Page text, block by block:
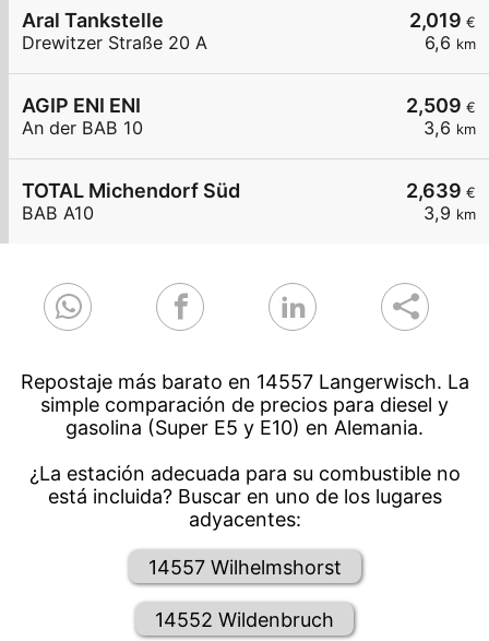
2,019 €
6,6 km
Aral Tankstelle
Drewitzer Straße 20 A
2,509 €
3,6 km
AGIP ENI ENI
An der BAB 10
2,639 €
3,9 km
TOTAL Michendorf Süd
BAB A10
Repostaje más barato en 14557 Langerwisch. La
simple comparación de precios para diesel y
gasolina (Super E5 y E10) en Alemania.
¿La estación adecuada para su combustible no
está incluida? Buscar en uno de los lugares
adyacentes:
14557 Wilhelmshorst
14552 Wildenbruch